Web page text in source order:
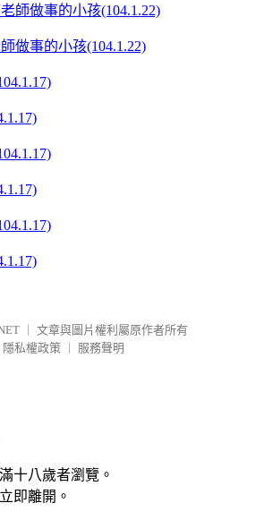
做事的小孩(104.1.22)
文章與圖片權利屬原作者所有
隱私權政策
服務聲明
十八歲者瀏覽。
即離開。